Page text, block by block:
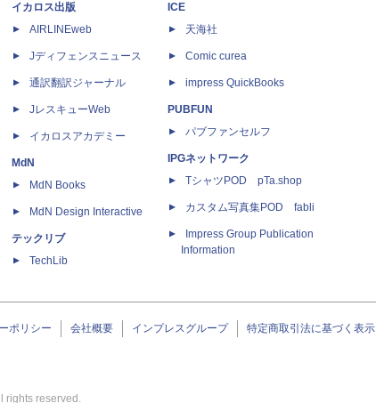
イカロス出版
AIRLINEweb
Jディフェンスニュース
通訳翻訳ジャーナル
JレスキューWeb
イカロスアカデミー
MdN
MdN Books
MdN Design Interactive
テックリブ
TechLib
ICE
天海社
Comic curea
impress QuickBooks
PUBFUN
パブファンセルフ
IPGネットワーク
TシャツPOD pTa.shop
カスタム写真集POD fabli
Impress Group Publication
Information
ポリシー 会社概要 インプレスグループ 特定商取引法に基づく表示
rights reserved.